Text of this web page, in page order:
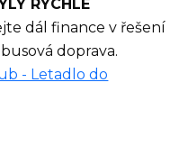
RYCHLE
dál finance v řešení
doprava.
- Letadlo do